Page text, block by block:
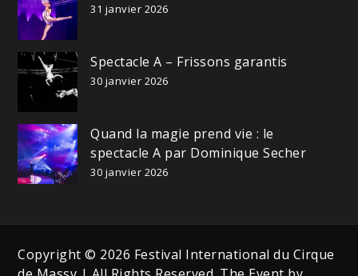
31 janvier 2026
Spectacle A – Frissons garantis
30 janvier 2026
Quand la magie prend vie : le
spectacle A par Dominique Secher
30 janvier 2026
Copyright © 2026 Festival International du Cirque